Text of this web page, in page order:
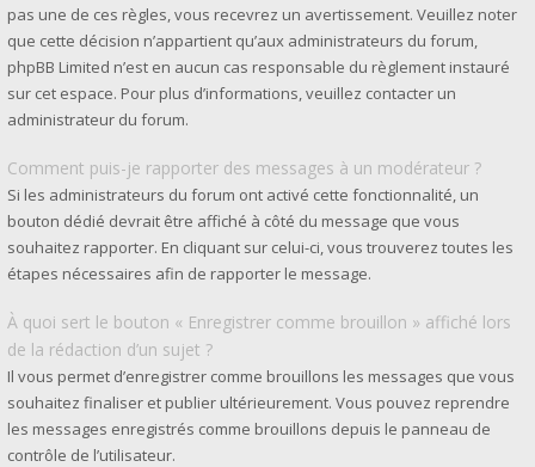
pas une de ces règles, vous recevrez un avertissement. Veuillez noter
que cette décision n’appartient qu’aux administrateurs du forum,
phpBB Limited n’est en aucun cas responsable du règlement instauré
sur cet espace. Pour plus d’informations, veuillez contacter un
administrateur du forum.
Comment puis-je rapporter des messages à un modérateur ?
Si les administrateurs du forum ont activé cette fonctionnalité, un
bouton dédié devrait être affiché à côté du message que vous
souhaitez rapporter. En cliquant sur celui-ci, vous trouverez toutes les
étapes nécessaires afin de rapporter le message.
À quoi sert le bouton « Enregistrer comme brouillon » affiché lors
de la rédaction d’un sujet ?
Il vous permet d’enregistrer comme brouillons les messages que vous
souhaitez finaliser et publier ultérieurement. Vous pouvez reprendre
les messages enregistrés comme brouillons depuis le panneau de
contrôle de l’utilisateur.